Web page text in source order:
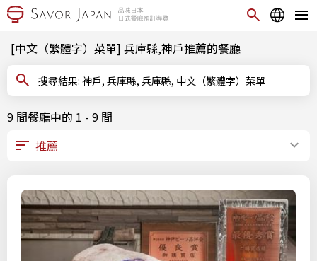
[中文（繁體字）菜單] 兵庫縣,神戶推薦的餐廳
搜尋結果: 神戶, 兵庫縣, 兵庫縣, 中文（繁體字）菜單
9 間餐廳中的 1 - 9 間